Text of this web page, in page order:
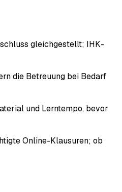
gleichgestellt; IHK-
die Betreuung bei Bedarf
und Lerntempo, bevor
Online-Klausuren; ob